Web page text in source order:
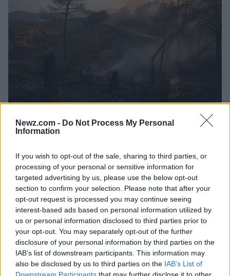
Newz.com - Do Not Process My Personal
Information
If you wish to opt-out of the sale, sharing to third parties, or
processing of your personal or sensitive information for
targeted advertising by us, please use the below opt-out
section to confirm your selection. Please note that after your
opt-out request is processed you may continue seeing
interest-based ads based on personal information utilized by
us or personal information disclosed to third parties prior to
your opt-out. You may separately opt-out of the further
disclosure of your personal information by third parties on the
IAB’s list of downstream participants. This information may
also be disclosed by us to third parties on the IAB’s List of
Bosbranden Griekenland: Toeristen
geëvacueerd en brandweerlieden
Griekenland kampt met verwoestende bosbranden die door
harde wind worden aangewakkerd. Toeristen worden
geëvacueerd en brandweerlieden riskeren hun leven.
Redactie Newz · 30 jul 2026
NIEUWS